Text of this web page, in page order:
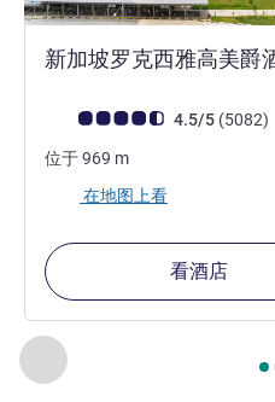
上一个 - 我们在附近的其
第 页，共 , 我们在附
新加坡罗克西雅高美爵
客户意见评级 (ALL 评级)
4.5/5 (5082)
位于969 m
在地图上看
看酒店